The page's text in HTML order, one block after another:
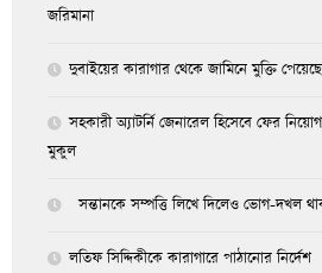
জরিমানা
দুবাইয়ের কারাগার থেকে জামিনে মুক্তি
সহকারী অ্যাটর্নি জেনারেল হিসেবে ফের
মুকুল
সন্তানকে সম্পত্তি লিখে দিলেও ভোগ-দখল
লতিফ সিদ্দিকীকে কারাগারে পাঠানোর নির্দেশ